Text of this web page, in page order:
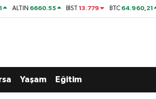
ALTIN 6660.55 BİST13.779 BTC 64.960,21
Yaşam Eğitim